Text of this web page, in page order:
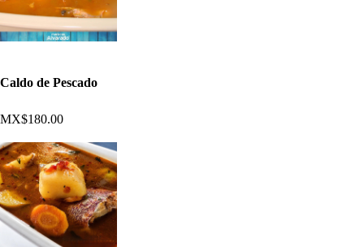
Caldo de Pescado
MX$180.00